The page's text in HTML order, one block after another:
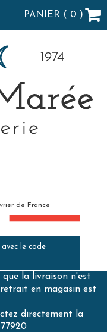
PANIER ( 0 )
de France
avec le code
la livraison n'est
en magasin est
directement la